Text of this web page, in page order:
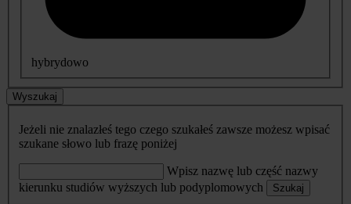
hybrydowo
Wyszukaj
Jeżeli nie znalazłeś tego czego szukałeś zawsze możesz wpisać
szukane słowo lub frazę poniżej
Wpisz nazwę lub część nazwy
kierunku studiów wyższych lub podyplomowych
Szukaj